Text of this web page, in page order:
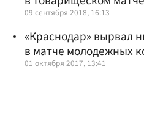
09 сентября 2018, 16:13
«Краснодар» вырвал
в матче молодежных
01 октября 2017, 13:41